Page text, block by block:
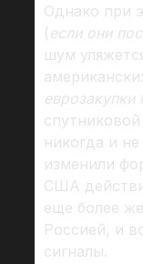
Однако при
( если они
шум
еврозакупки
никогда и
изменили
США
еще более
Россией, и
сигналы.